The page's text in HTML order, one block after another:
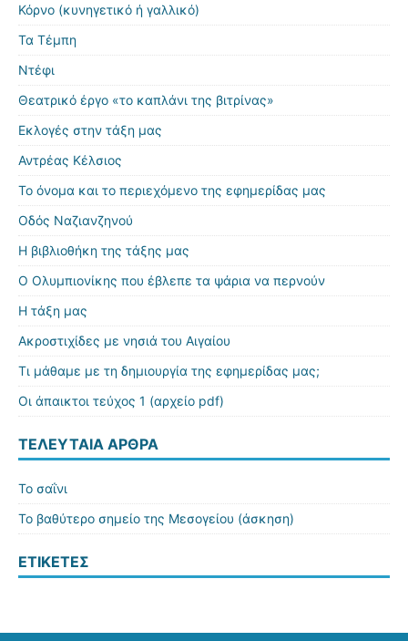
Κόρνο (κυνηγετικό ή γαλλικό)
Τα Τέμπη
Ντέφι
Θεατρικό έργο «το καπλάνι της βιτρίνας»
Εκλογές στην τάξη μας
Αντρέας Κέλσιος
Το όνομα και το περιεχόμενο της εφημερίδας μας
Οδός Ναζιανζηνού
Η βιβλιοθήκη της τάξης μας
Ο Ολυμπιονίκης που έβλεπε τα ψάρια να περνούν
Η τάξη μας
Ακροστιχίδες με νησιά του Αιγαίου
Τι μάθαμε με τη δημιουργία της εφημερίδας μας;
Οι άπαικτοι τεύχος 1 (αρχείο pdf)
ΤΕΛΕΥΤΑΊΑ ΆΡΘΡΑ
Το σαΐνι
Το βαθύτερο σημείο της Μεσογείου (άσκηση)
ΕΤΙΚΈΤΕΣ